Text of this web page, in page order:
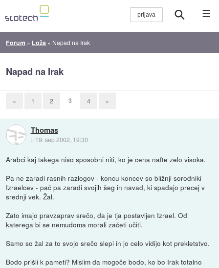
☰
Forum » Loža » Napad na Irak
Napad na Irak
« 1 2 3 4 »
Thomas
:: 19. sep 2002, 19:30
Arabci kaj takega niso sposobni niti, ko je cena nafte zelo visoka.
Pa ne zaradi rasnih razlogov - koncu koncev so bližnji sorodniki
Izraelcev - pač pa zaradi svojih šeg in navad, ki spadajo precej v
srednji vek. Žal.
Zato imajo pravzaprav srečo, da je tja postavljen Izrael. Od
katerega bi se nemudoma morali začeti učiti.
Samo so žal za to svojo srečo slepi in jo celo vidijo kot prekletstvo.
Bodo prišli k pameti? Mislim da mogoče bodo, ko bo Irak totalno